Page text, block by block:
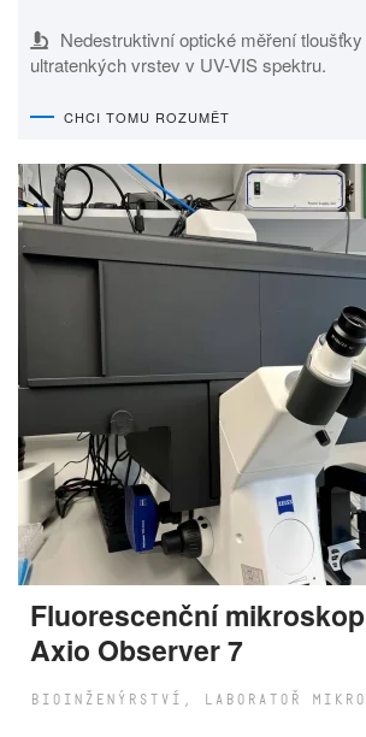
Nedestruktivní optické měření
ultratenkých vrstev v UV-VIS spektru.
CHCI TOMU ROZUMĚT
Fluorescenční
Axio Observer 7
BIOINŽENÝRSTVÍ, LABORATOŘ